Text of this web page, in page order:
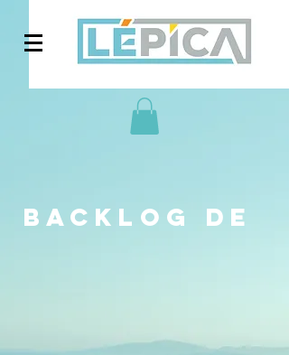
BACKLOG DE